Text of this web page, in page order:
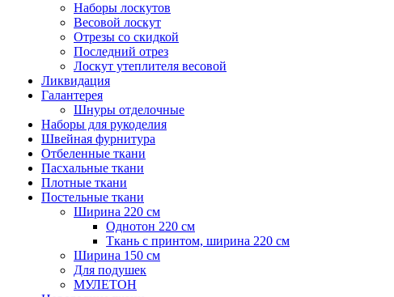
Наборы лоскутов
Весовой лоскут
Отрезы со скидкой
Последний отрез
Лоскут утеплителя весовой
Ликвидация
Галантерея
Шнуры отделочные
Наборы для рукоделия
Швейная фурнитура
Отбеленные ткани
Пасхальные ткани
Плотные ткани
Постельные ткани
Ширина 220 см
Однотон 220 см
Ткань с принтом, ширина 220 см
Ширина 150 см
Для подушек
МУЛЕТОН